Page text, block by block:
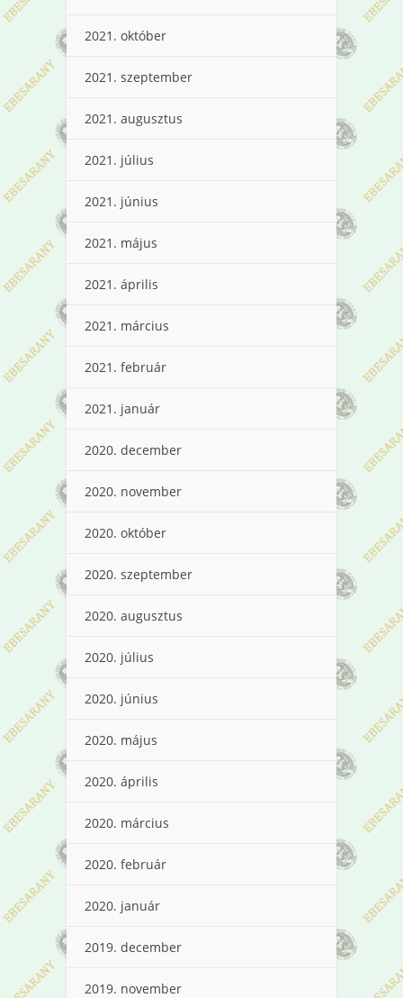
2021. október
2021. szeptember
2021. augusztus
2021. július
2021. június
2021. május
2021. április
2021. március
2021. február
2021. január
2020. december
2020. november
2020. október
2020. szeptember
2020. augusztus
2020. július
2020. június
2020. május
2020. április
2020. március
2020. február
2020. január
2019. december
2019. november